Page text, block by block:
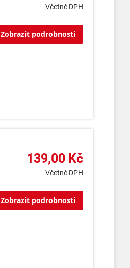
Včetně DPH
Zobrazit podrobnosti
139,00 Kč
Včetně DPH
Zobrazit podrobnosti